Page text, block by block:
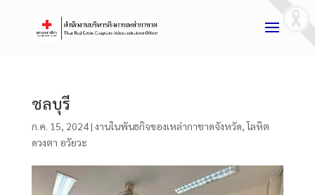
ชลบุรี
ก.ค. 15, 2024| งานในพันธกิจของเหล่ากาชาดจังหวัด,โลหิต
ดวงตา อวัยวะ